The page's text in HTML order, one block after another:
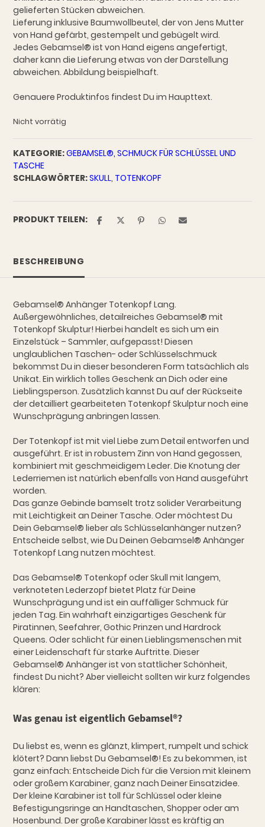
gelieferten Stücken abweichen.
Lieferung inklusive Baumwollbeutel, der von Jens Mutter
von Hand gefärbt, gestempelt und gebügelt wird.
Jedes Gebamsel® ist von Hand eigens angefertigt,
daher kann die Lieferung etwas von der Darstellung
abweichen. Abbildung beispielhaft.
Genauere Produktinfos findest Du im Haupttext.
Nicht vorrätig
KATEGORIE:GEBAMSEL®, SCHMUCK FÜR SCHLÜSSEL UND
TASCHE
SCHLAGWÖRTER:SKULL, TOTENKOPF
PRODUKT TEILEN:
BESCHREIBUNG
Gebamsel® Anhänger Totenkopf Lang.
Außergewöhnliches, detailreiches Gebamsel® mit
Totenkopf Skulptur! Hierbei handelt es sich um ein
Einzelstück – Sammler, aufgepasst! Diesen
unglaublichen Taschen- oder Schlüsselschmuck
bekommst Du in dieser besonderen Form tatsächlich als
Unikat. Ein wirklich tolles Geschenk an Dich oder eine
Lieblingsperson. Zusätzlich kannst Du auf der Rückseite
der detailliert gearbeiteten Totenkopf Skulptur noch eine
Wunschprägung anbringen lassen.
Der Totenkopf ist mit viel Liebe zum Detail entworfen und
ausgeführt. Er ist in robustem Zinn von Hand gegossen,
kombiniert mit geschmeidigem Leder. Die Knotung der
Lederriemen ist natürlich ebenfalls von Hand ausgeführt
worden.
Das ganze Gebinde bamselt trotz solider Verarbeitung
mit Leichtigkeit an Deiner Tasche. Oder möchtest Du
Dein Gebamsel® lieber als Schlüsselanhänger nutzen?
Entscheide selbst, wie Du Deinen Gebamsel® Anhänger
Totenkopf Lang nutzen möchtest.
Das Gebamsel® Totenkopf oder Skull mit langem,
verknoteten Lederzopf bietet Platz für Deine
Wunschprägung und ist ein auffälliger Schmuck für
jeden Tag. Ein wahrhaft einzigartiges Geschenk für
Piratinnen, Seefahrer, Gothic Prinzen und Hardrock
Queens. Oder schlicht für einen Lieblingsmenschen mit
einer Leidenschaft für starke Auftritte. Dieser
Gebamsel® Anhänger ist von stattlicher Schönheit,
findest Du nicht? Aber vielleicht sollten wir kurz folgendes
klären:
Was genau ist eigentlich Gebamsel®?
Du liebst es, wenn es glänzt, klimpert, rumpelt und schick
klötert? Dann liebst Du Gebamsel®! Es zu bekommen, ist
ganz einfach: Entscheide Dich für die Version mit kleinem
oder großem Karabiner, ganz nach Deiner Einsatzidee.
Der kleine Karabiner ist toll für Schlüssel oder kleine
Befestigungsringe an Handtaschen, Shopper oder am
Hosenbund. Der große Karabiner lässt es kräftig an